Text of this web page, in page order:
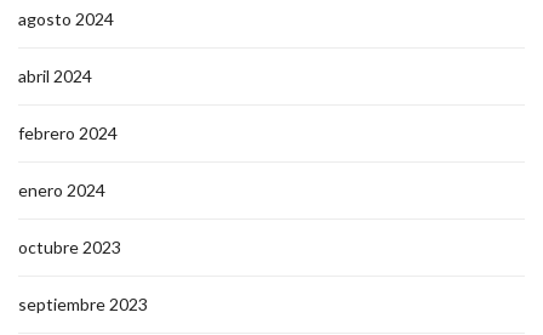
agosto 2024
abril 2024
febrero 2024
enero 2024
octubre 2023
septiembre 2023